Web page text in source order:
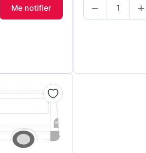
Me notifier